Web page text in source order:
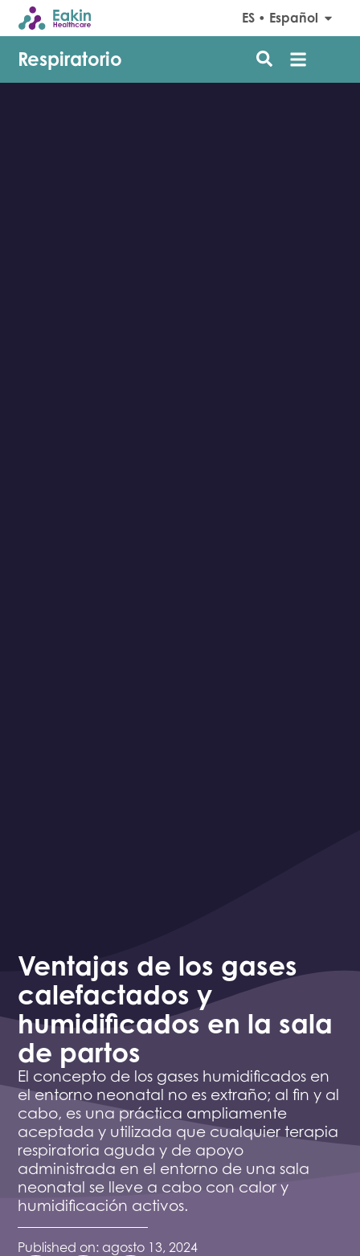
ES • Español
Respiratorio
Ventajas de los gases
calefactados y
humidificados en la sala
de partos
El concepto de los gases humidificados en
el entorno neonatal no es extraño; al fin y al
cabo, es una práctica ampliamente
aceptada y utilizada que cualquier terapia
respiratoria aguda y de apoyo
administrada en el entorno de una sala
neonatal se lleve a cabo con calor y
humidificación activos.
Published on: agosto 13, 2024